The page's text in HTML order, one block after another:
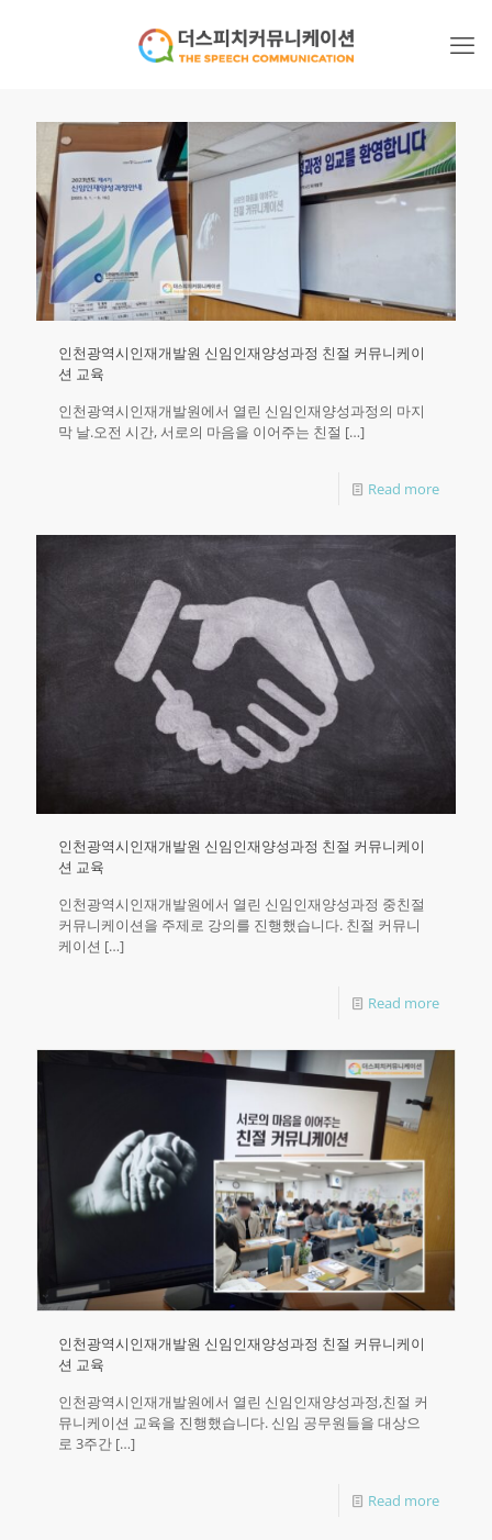
인천광역시인재개발원 신임인재양성과정 친절 커뮤니케이
션 교육
인천광역시인재개발원에서 열린 신임인재양성과정의 마지
막 날.오전 시간, 서로의 마음을 이어주는 친절 […]
Read more
인천광역시인재개발원 신임인재양성과정 친절 커뮤니케이
션 교육
인천광역시인재개발원에서 열린 신임인재양성과정 중친절
커뮤니케이션을 주제로 강의를 진행했습니다. 친절 커뮤니
케이션 […]
Read more
인천광역시인재개발원 신임인재양성과정 친절 커뮤니케이
션 교육
인천광역시인재개발원에서 열린 신임인재양성과정,친절 커
뮤니케이션 교육을 진행했습니다. 신임 공무원들을 대상으
로 3주간 […]
Read more